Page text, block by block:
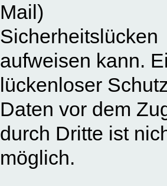
Mail)
Sicherheitslücken
aufweisen kann.
lückenloser
Daten vor dem
durch Dritte ist
möglich.